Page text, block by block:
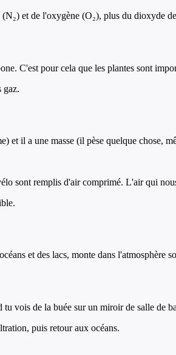
et de l'oxygène (O₂), plus du dioxyde
C'est pour cela que les plantes sont
gaz.
et il a une masse (il pèse quelque chose,
sont remplis d'air comprimé. L'air qui
et des lacs, monte dans l'atmosphère
vois de la buée sur un miroir de salle de
puis retour aux océans.